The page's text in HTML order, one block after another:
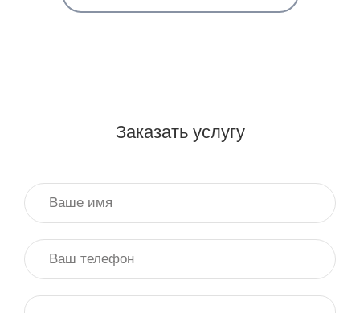
Заказать услугу